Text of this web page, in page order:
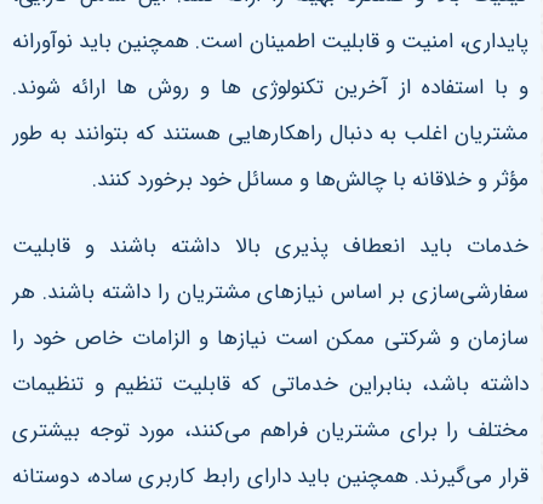
پایداری، امنیت و قابلیت اطمینان است. همچنین باید نوآورانه
و با استفاده از آخرین تکنولوژی ‌ها و روش‌ ها ارائه شوند.
مشتریان اغلب به دنبال راهکارهایی هستند که بتوانند به طور
مؤثر و خلاقانه با چالش‌ها و مسائل خود برخورد کنند.
خدمات باید انعطاف ‌پذیری بالا داشته باشند و قابلیت
سفارشی‌سازی بر اساس نیازهای مشتریان را داشته باشند. هر
سازمان و شرکتی ممکن است نیازها و الزامات خاص خود را
داشته باشد، بنابراین خدماتی که قابلیت تنظیم و تنظیمات
مختلف را برای مشتریان فراهم می‌کنند، مورد توجه بیشتری
قرار می‌گیرند. همچنین باید دارای رابط کاربری ساده، دوستانه